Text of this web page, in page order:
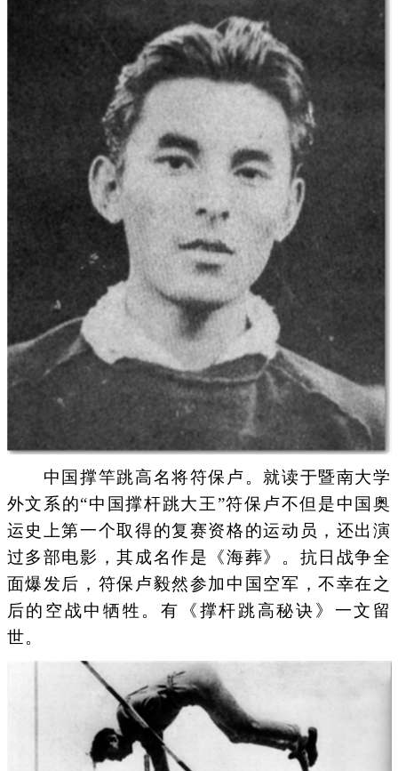
中国撑竿跳高名将符保卢。就读于暨南大学
外文系的“中国撑杆跳大王”符保卢不但是中国奥
运史上第一个取得的复赛资格的运动员，还出演
过多部电影，其成名作是《海葬》。抗日战争全
面爆发后，符保卢毅然参加中国空军，不幸在之
后的空战中牺牲。有《撑杆跳高秘诀》一文留
世。